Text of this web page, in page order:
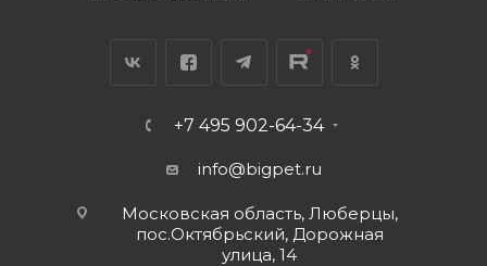
+7 495 902-64-34
info@bigpet.ru
Московская область, Люберцы,
пос.Октябрьский, Дорожная
улица, 14